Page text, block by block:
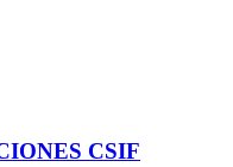
CSIF